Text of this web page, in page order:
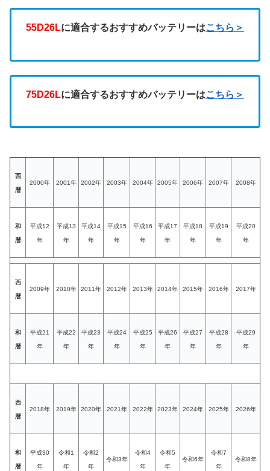
55D26Lに適合するおすすめバッテリーはこちら＞
75D26Lに適合するおすすめバッテリーはこちら＞
西
暦
2000年 2001年 2002年 2003年 2004年 2005年 2006年 2007年 2008年
和
暦
平成12
年
平成13
年
平成14
年
平成15
年
平成16
年
平成17
年
平成18
年
平成19
年
平成20
年
西
暦
2009年 2010年 2011年 2012年 2013年 2014年 2015年 2016年 2017年
和
暦
平成21
年
平成22
年
平成23
年
平成24
年
平成25
年
平成26
年
平成27
年
平成28
年
平成29
年
西
暦
2018年 2019年 2020年 2021年 2022年 2023年 2024年 2025年 2026年
和
暦
平成30
年
令和1
年
令和2
年
令和3年
令和4
年
令和5
年
令和6年
令和7
年
令和8年